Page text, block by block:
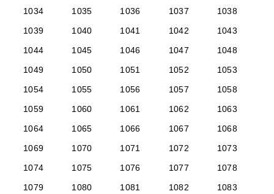
1034
1035 1036 1037
1038
1039
1040 1041 1042
1043
1044
1045 1046 1047
1048
1049
1050 1051 1052
1053
1054
1055 1056 1057
1058
1059
1060 1061 1062
1063
1064
1065 1066 1067
1068
1069
1070 1071 1072
1073
1074
1075 1076 1077
1078
1079
1080 1081 1082
1083